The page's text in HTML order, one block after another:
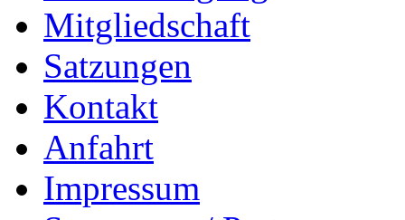
Mitgliedschaft
Satzungen
Kontakt
Anfahrt
Impressum